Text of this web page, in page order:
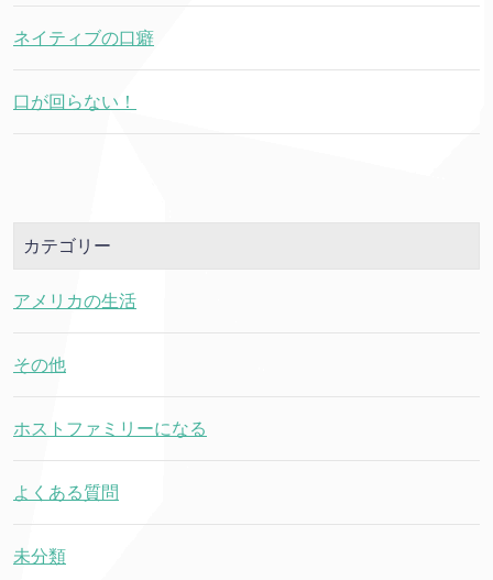
ネイティブの口癖
口が回らない！
カテゴリー
アメリカの生活
その他
ホストファミリーになる
よくある質問
未分類